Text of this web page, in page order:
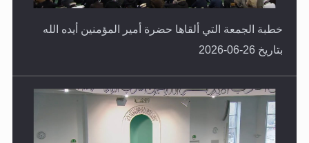
خطبة الجمعة التي ألقاها حضرة أمير المؤمنين أيده الله
بتاريخ 26-06-2026